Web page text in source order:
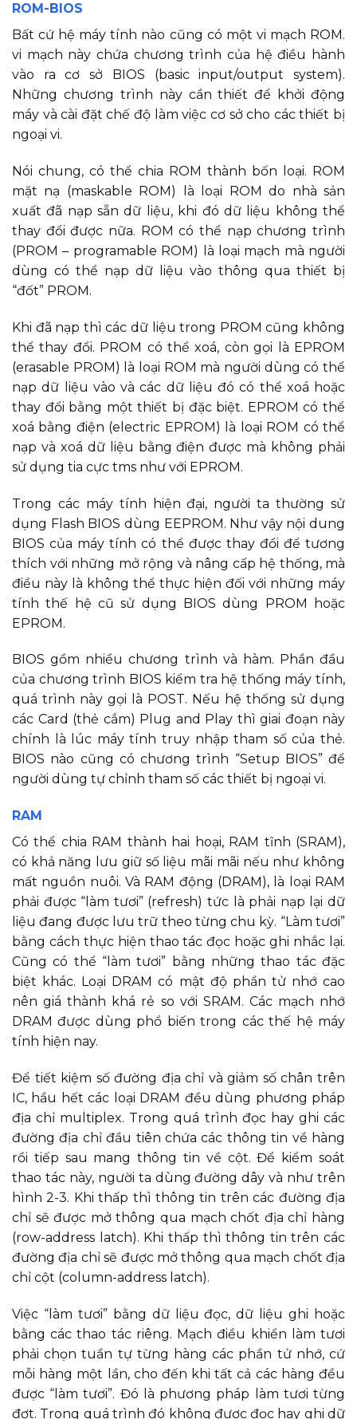
ROM-BIOS
Bất cứ hệ máy tính nào cũng có một vi mạch ROM.
vi mạch này chứa chương trình của hệ điều hành
vào ra cơ sở BIOS (basic input/output system).
Những chương trình này cần thiết để khởi động
máy và cài đặt chế độ làm việc cơ sở cho các thiết bị
ngoại vi.
Nói chung, có thể chia ROM thành bốn loại. ROM
mặt nạ (maskable ROM) là loại ROM do nhà sản
xuất đã nạp sẵn dữ liệu, khi đó dữ liệu không thể
thay đổi được nữa. ROM có thể nạp chương trình
(PROM – programable ROM) là loại mạch mà người
dùng có thể nạp dữ liệu vào thông qua thiết bị
“đốt” PROM.
Khi đã nạp thì các dữ liệu trong PROM cũng không
thể thay đổi. PROM có thể xoá, còn gọi là EPROM
(erasable PROM) là loại ROM mà người dùng có thể
nạp dữ liệu vào và các dữ liệu đó có thể xoá hoặc
thay đổi bằng một thiết bị đặc biệt. EPROM có thể
xoá bằng điện (electric EPROM) là loại ROM có thể
nạp và xoá dữ liệu bằng điện được mà không phải
sử dụng tia cực tms như với EPROM.
Trong các máy tính hiện đại, người ta thường sử
dụng Flash BIOS dùng EEPROM. Như vậy nội dung
BIOS của máy tính có thể được thay đổi để tương
thích với những mở rộng và nâng cấp hệ thống, mà
điều này là không thể thực hiện đối với những máy
tính thế hệ cũ sử dụng BIOS dùng PROM hoặc
EPROM.
BIOS gồm nhiều chương trình và hàm. Phần đầu
của chương trình BIOS kiểm tra hệ thống máy tính,
quá trình này gọi là POST. Nếu hệ thống sử dụng
các Card (thẻ cắm) Plug and Play thì giai đoạn này
chính là lúc máy tính truy nhập tham số của thẻ.
BIOS nào cũng có chương trình “Setup BIOS” để
người dùng tự chỉnh tham số các thiết bị ngoại vi.
RAM
Có thể chia RAM thành hai hoại, RAM tĩnh (SRAM),
có khả năng lưu giữ số liệu mãi mãi nếu như không
mất nguồn nuôi. Và RAM động (DRAM), là loại RAM
phải được “làm tươi” (refresh) tức là phải nạp lại dữ
liệu đang được lưu trữ theo từng chu kỳ. “Làm tươi”
bằng cách thực hiện thao tác đọc hoặc ghi nhắc lại.
Cũng có thể “làm tươi” bằng những thao tác đặc
biệt khác. Loại DRAM có mật độ phần tử nhớ cao
nên giá thành khá rẻ so với SRAM. Các mạch nhớ
DRAM được dùng phổ biến trong các thế hệ máy
tính hiện nay.
Để tiết kiệm số đường địa chỉ và giảm số chân trên
IC, hầu hết các loại DRAM đều dùng phương pháp
địa chỉ multiplex. Trong quá trình đọc hay ghi các
đường địa chỉ đầu tiên chứa các thông tin về hàng
rồi tiếp sau mang thông tin về cột. Để kiểm soát
thao tác này, người ta dùng đường dây và như trên
hình 2-3. Khi thấp thì thông tin trên các đường địa
chỉ sẽ được mở thông qua mạch chốt địa chỉ hàng
(row-address latch). Khi thấp thì thông tin trên các
đường địa chỉ sẽ được mở thông qua mạch chốt địa
chỉ cột (column-address latch).
Việc “làm tươi” bằng dữ liệu đọc, dữ liệu ghi hoặc
bằng các thao tác riêng. Mạch điều khiển làm tươi
phải chọn tuần tự từng hàng các phần tử nhớ, cứ
mỗi hàng một lần, cho đến khi tất cả các hàng đều
được “làm tươi”. Đó là phương pháp làm tươi từng
đợt. Trong quá trình đó không được đọc hay ghi dữ